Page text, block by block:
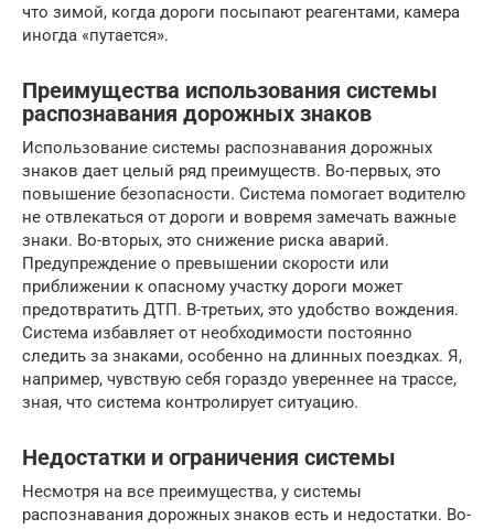
что зимой, когда дороги посыпают реагентами, камера
иногда «путается».
Преимущества использования системы
распознавания дорожных знаков
Использование системы распознавания дорожных
знаков дает целый ряд преимуществ. Во-первых, это
повышение безопасности. Система помогает водителю
не отвлекаться от дороги и вовремя замечать важные
знаки. Во-вторых, это снижение риска аварий.
Предупреждение о превышении скорости или
приближении к опасному участку дороги может
предотвратить ДТП. В-третьих, это удобство вождения.
Система избавляет от необходимости постоянно
следить за знаками, особенно на длинных поездках. Я,
например, чувствую себя гораздо увереннее на трассе,
зная, что система контролирует ситуацию.
Недостатки и ограничения системы
Несмотря на все преимущества, у системы
распознавания дорожных знаков есть и недостатки. Во-